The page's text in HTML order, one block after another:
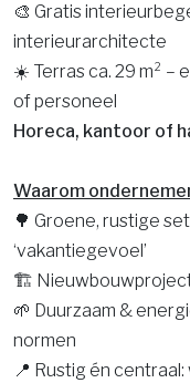
🎨 Gratis
interieurarchitecte
☀️ Terras ca. 29 m² –
of personeel
Horeca, kantoor of
Waarom
🌳 Groene, rustige
‘vakantiegevoel’
🏗️
🌱 Duurzaam &
normen
📍 Rustig én